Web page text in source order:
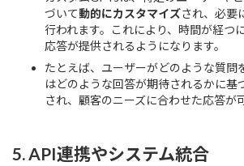
づいて動的にカスタマイズされ、必要
行われます。これにより、時間が経つ
応答が提供されるようになります。
たとえば、ユーザーがどのような質問
はどのような回答が期待されるかに基
され、顧客のニーズに合わせた応答が
5.API連携やシステム統合